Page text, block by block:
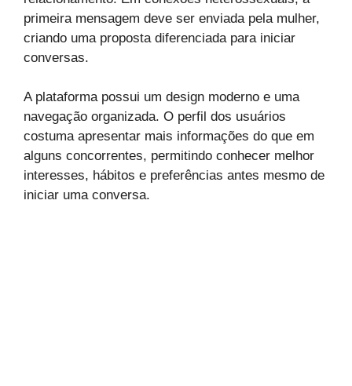
primeira mensagem deve ser enviada pela mulher,
criando uma proposta diferenciada para iniciar
conversas.
A plataforma possui um design moderno e uma
navegação organizada. O perfil dos usuários
costuma apresentar mais informações do que em
alguns concorrentes, permitindo conhecer melhor
interesses, hábitos e preferências antes mesmo de
iniciar uma conversa.